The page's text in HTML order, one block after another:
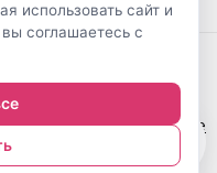
Настройка cookie
0
использовать сайт и
соглашаетесь с